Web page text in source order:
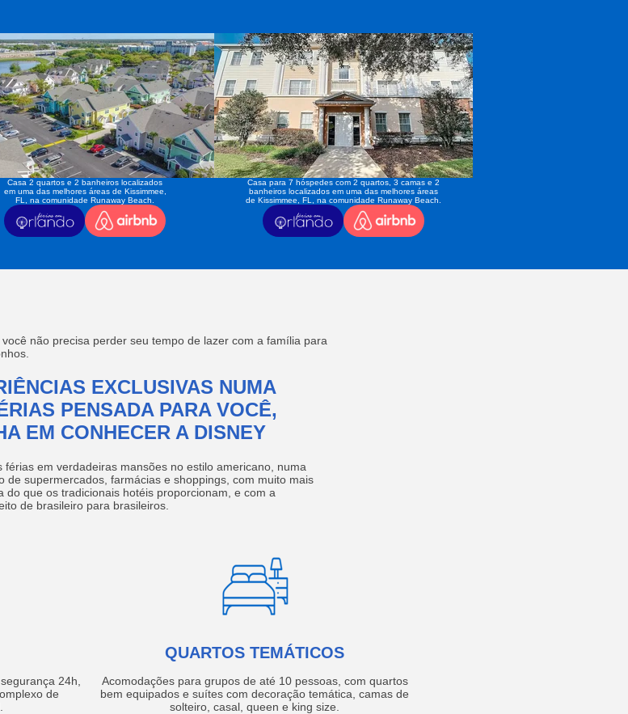
Casa 2 quartos e 2 banheiros localizados
em uma das melhores áreas de Kissimmee,
FL, na comunidade Runaway Beach.
Casa para 7 hóspedes com 2 quartos, 3 camas e 2
banheiros localizados em uma das melhores áreas
de Kissimmee, FL, na comunidade Runaway Beach.
não precisa perder seu tempo de lazer com a família para
EXCLUSIVAS NUMA
PENSADA PARA VOCÊ,
EM CONHECER A DISNEY
férias em verdadeiras mansões no estilo americano, numa
de supermercados, farmácias e shoppings, com muito mais
do que os tradicionais hotéis proporcionam, e com a
de brasileiro para brasileiros.
24h,
de
QUARTOS TEMÁTICOS
Acomodações para grupos de até 10 pessoas, com quartos
bem equipados e suítes com decoração temática, camas de
solteiro, casal, queen e king size.